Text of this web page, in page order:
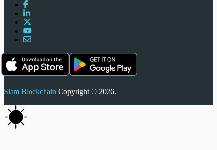
Siam Blockchain Copyright © 2026.